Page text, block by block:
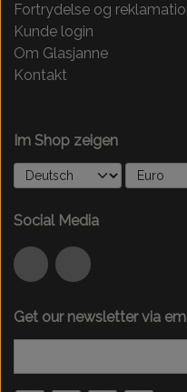
Fortrydelse og
Kunde login
Om Glasjanne
Kontakt
Im Shop zeigen
Social Media
Get our newsletter via